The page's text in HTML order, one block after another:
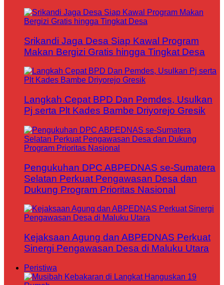
Srikandi Jaga Desa Siap Kawal Program
Makan Bergizi Gratis hingga Tingkat Desa
Langkah Cepat BPD Dan Pemdes, Usulkan
Pj serta Plt Kades Bambe Driyorejo Gresik
Pengukuhan DPC ABPEDNAS se-Sumatera
Selatan Perkuat Pengawasan Desa dan
Dukung Program Prioritas Nasional
Kejaksaan Agung dan ABPEDNAS Perkuat
Sinergi Pengawasan Desa di Maluku Utara
Peristiwa